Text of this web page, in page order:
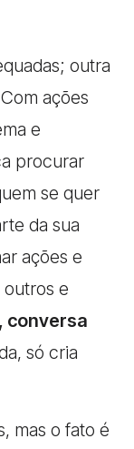
outra
ações
e
procurar
se quer
da sua
ações e
e
conversa
só cria
mas o fato é